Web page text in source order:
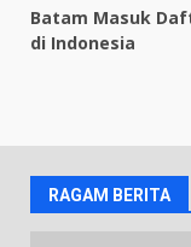
Batam Masuk
di Indonesia
RAGAM BERITA